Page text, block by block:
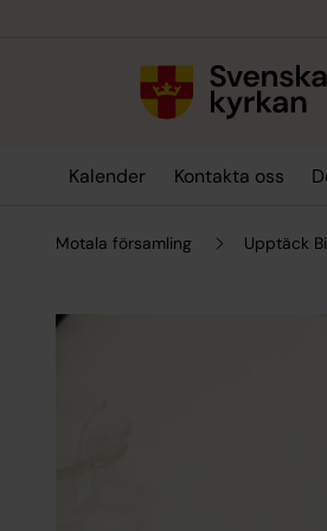
Kalender Kontakta oss
Motala församling Upptäck